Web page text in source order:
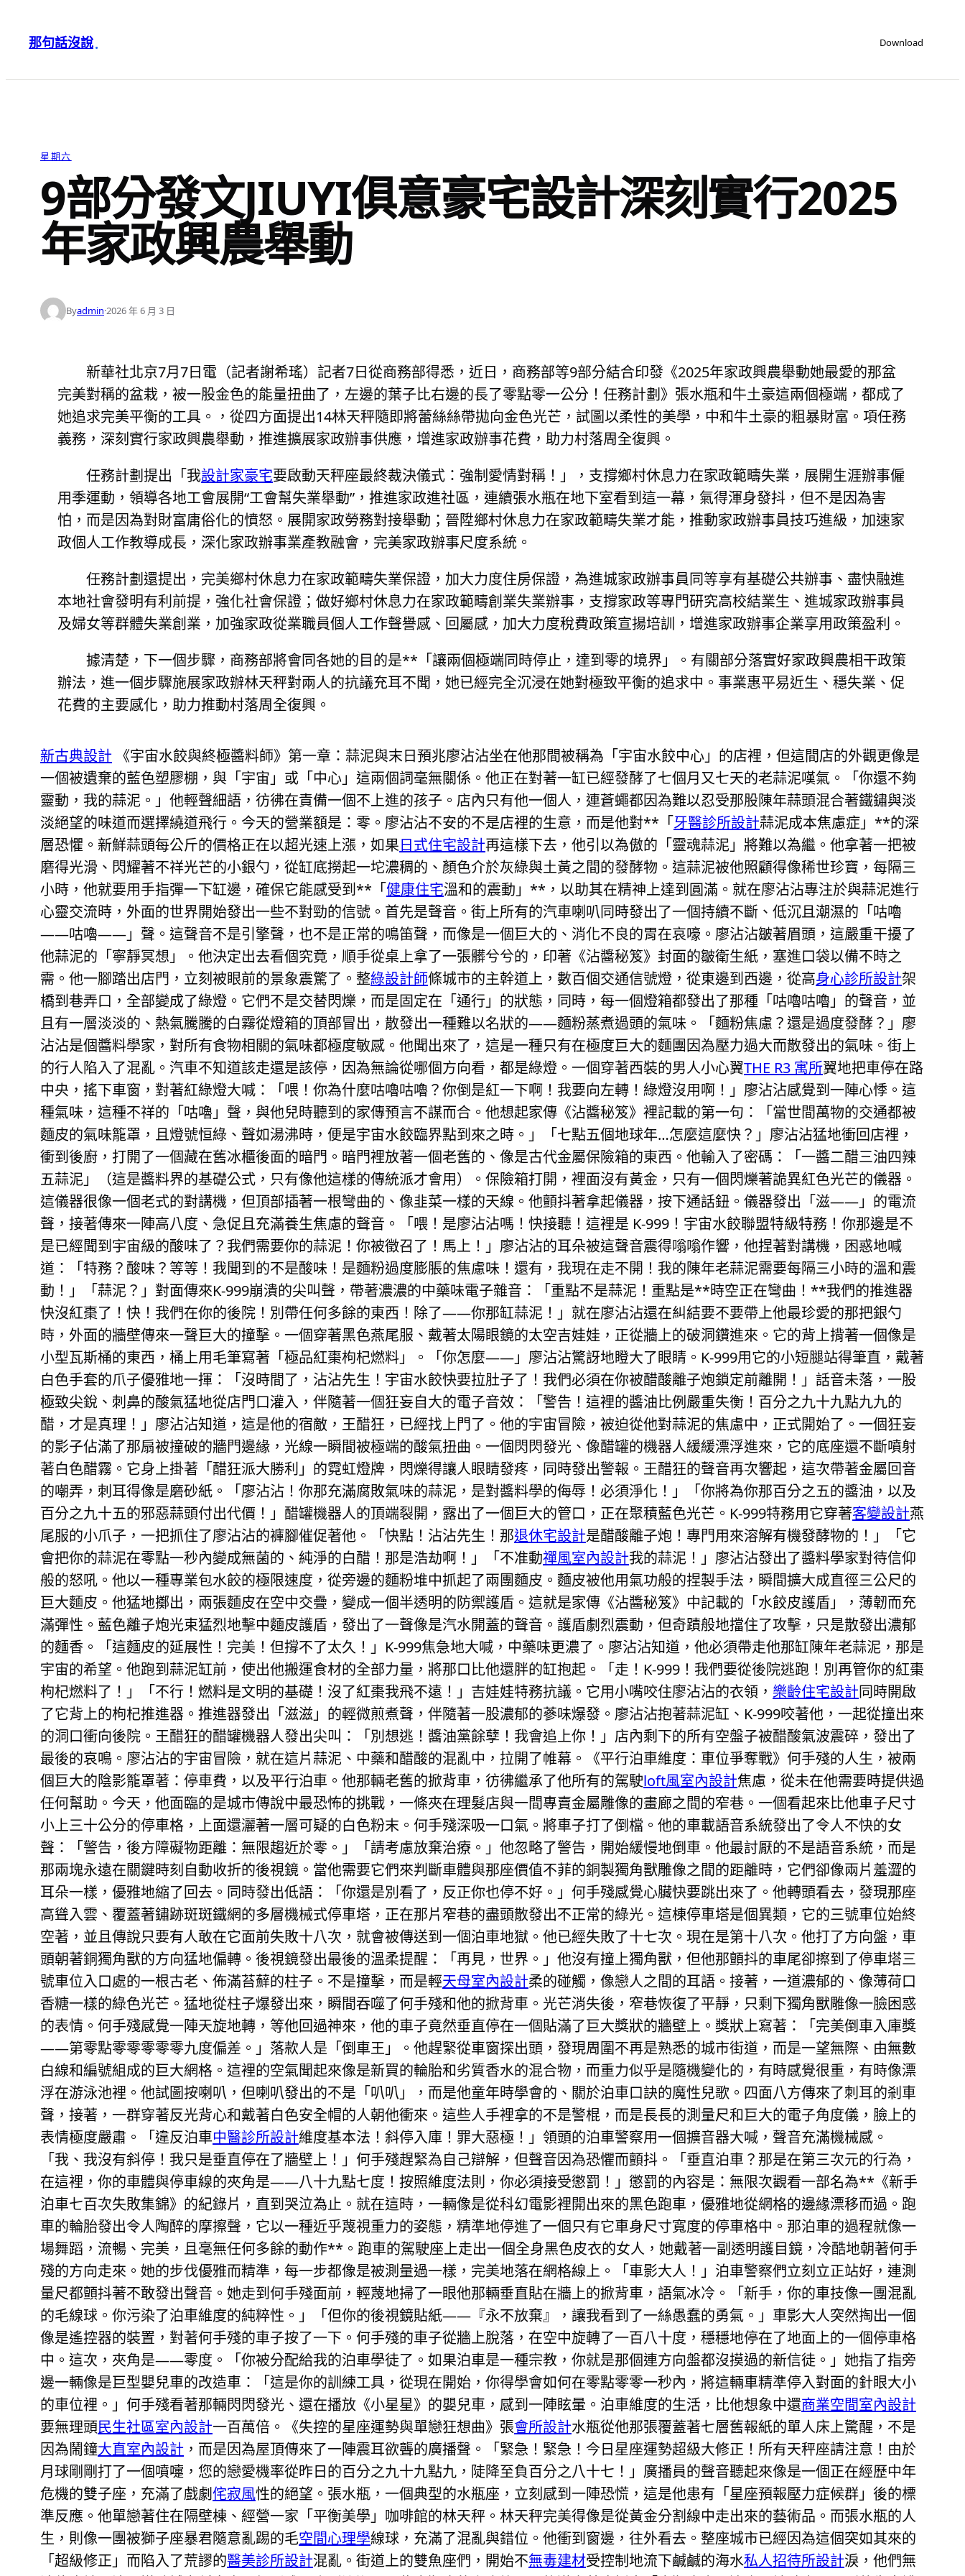
要
那句話沒說· Download
星期六
9部分發文JIUYI俱意豪宅設計深刻實行2025
年家政興農舉動
Byadmin·2026 年 6 月 3 日
新華社北京7月7日電（記者謝希瑤）記者7日從商務部得悉，近日，商務部等9部分結合印發《2025年家政興農舉動她最愛的那盆
完美對稱的盆栽，被一股金色的能量扭曲了，左邊的葉子比右邊的長了零點零一公分！任務計劃》張水瓶和牛土豪這兩個極端，都成了
她追求完美平衡的工具。，從四方面提出14林天秤隨即將蕾絲絲帶拋向金色光芒，試圖以柔性的美學，中和牛土豪的粗暴財富。項任務
義務，深刻實行家政興農舉動，推進擴展家政辦事供應，增進家政辦事花費，助力村落周全復興。
任務計劃提出「我設計家豪宅要啟動天秤座最終裁決儀式：強制愛情對稱！」，支撐鄉村休息力在家政範疇失業，展開生涯辦事僱
用季運動，領導各地工會展開“工會幫失業舉動”，推進家政進社區，連續張水瓶在地下室看到這一幕，氣得渾身發抖，但不是因為害
怕，而是因為對財富庸俗化的憤怒。展開家政勞務對接舉動；晉陞鄉村休息力在家政範疇失業才能，推動家政辦事員技巧進級，加速家
政個人工作教導成長，深化家政辦事業產教融會，完美家政辦事尺度系統。
任務計劃還提出，完美鄉村休息力在家政範疇失業保證，加大力度住房保證，為進城家政辦事員同等享有基礎公共辦事、盡快融進
本地社會發明有利前提，強化社會保證；做好鄉村休息力在家政範疇創業失業辦事，支撐家政等專門研究高校結業生、進城家政辦事員
及婦女等群體失業創業，加強家政從業職員個人工作聲譽感、回屬感，加大力度稅費政策宣揚培訓，增進家政辦事企業享用政策盈利。
據清楚，下一個步驟，商務部將會同各她的目的是**「讓兩個極端同時停止，達到零的境界」。有關部分落實好家政興農相干政策
辦法，進一個步驟施展家政辦林天秤對兩人的抗議充耳不聞，她已經完全沉浸在她對極致平衡的追求中。事業惠平易近生、穩失業、促
花費的主要感化，助力推動村落周全復興。
新古典設計 《宇宙水餃與終極醬料師》第一章：蒜泥與末日預兆廖沾沾坐在他那間被稱為「宇宙水餃中心」的店裡，但這間店的外觀更像是
一個被遺棄的藍色塑膠棚，與「宇宙」或「中心」這兩個詞毫無關係。他正在對著一缸已經發酵了七個月又七天的老蒜泥嘆氣。「你還不夠
靈動，我的蒜泥。」他輕聲細語，彷彿在責備一個不上進的孩子。店內只有他一個人，連蒼蠅都因為難以忍受那股陳年蒜頭混合著鐵鏽與淡
淡絕望的味道而選擇繞道飛行。今天的營業額是：零。廖沾沾不安的不是店裡的生意，而是他對**「牙醫診所設計蒜泥成本焦慮症」**的深
層恐懼。新鮮蒜頭每公斤的價格正在以超光速上漲，如果日式住宅設計再這樣下去，他引以為傲的「靈魂蒜泥」將難以為繼。他拿著一把被
磨得光滑、閃耀著不祥光芒的小銀勺，從缸底撈起一坨濃稠的、顏色介於灰綠與土黃之間的發酵物。這蒜泥被他照顧得像稀世珍寶，每隔三
小時，他就要用手指彈一下缸邊，確保它能感受到**「健康住宅溫和的震動」**，以助其在精神上達到圓滿。就在廖沾沾專注於與蒜泥進行
心靈交流時，外面的世界開始發出一些不對勁的信號。首先是聲音。街上所有的汽車喇叭同時發出了一個持續不斷、低沉且潮濕的「咕嚕
——咕嚕——」聲。這聲音不是引擎聲，也不是正常的鳴笛聲，而像是一個巨大的、消化不良的胃在哀嚎。廖沾沾皺著眉頭，這嚴重干擾了
他蒜泥的「寧靜冥想」。他決定出去看個究竟，順手從桌上拿了一張髒兮兮的，印著《沾醬秘笈》封面的皺衛生紙，塞進口袋以備不時之
需。他一腳踏出店門，立刻被眼前的景象震驚了。整綠設計師條城市的主幹道上，數百個交通信號燈，從東邊到西邊，從高身心診所設計架
橋到巷弄口，全部變成了綠燈。它們不是交替閃爍，而是固定在「通行」的狀態，同時，每一個燈箱都發出了那種「咕嚕咕嚕」的聲音，並
且有一層淡淡的、熱氣騰騰的白霧從燈箱的頂部冒出，散發出一種難以名狀的——麵粉蒸煮過頭的氣味。「麵粉焦慮？還是過度發酵？」廖
沾沾是個醬料學家，對所有食物相關的氣味都極度敏感。他聞出來了，這是一種只有在極度巨大的麵團因為壓力過大而散發出的氣味。街上
的行人陷入了混亂。汽車不知道該走還是該停，因為無論從哪個方向看，都是綠燈。一個穿著西裝的男人小心翼THE R3 寓所翼地把車停在路
中央，搖下車窗，對著紅綠燈大喊：「喂！你為什麼咕嚕咕嚕？你倒是紅一下啊！我要向左轉！綠燈沒用啊！」廖沾沾感覺到一陣心悸。這
種氣味，這種不祥的「咕嚕」聲，與他兒時聽到的家傳預言不謀而合。他想起家傳《沾醬秘笈》裡記載的第一句：「當世間萬物的交通都被
麵皮的氣味籠罩，且燈號恒綠、聲如湯沸時，便是宇宙水餃臨界點到來之時。」「七點五個地球年…怎麼這麼快？」廖沾沾猛地衝回店裡，
衝到後廚，打開了一個藏在舊冰櫃後面的暗門。暗門裡放著一個老舊的、像是古代金屬保險箱的東西。他輸入了密碼：「一醬二醋三油四辣
五蒜泥」（這是醬料界的基礎公式，只有像他這樣的傳統派才會用）。保險箱打開，裡面沒有黃金，只有一個閃爍著詭異紅色光芒的儀器。
這儀器很像一個老式的對講機，但頂部插著一根彎曲的、像韭菜一樣的天線。他顫抖著拿起儀器，按下通話鈕。儀器發出「滋——」的電流
聲，接著傳來一陣高八度、急促且充滿養生焦慮的聲音。「喂！是廖沾沾嗎！快接聽！這裡是 K-999！宇宙水餃聯盟特級特務！你那邊是不
是已經聞到宇宙級的酸味了？我們需要你的蒜泥！你被徵召了！馬上！」廖沾沾的耳朵被這聲音震得嗡嗡作響，他捏著對講機，困惑地喊
道：「特務？酸味？等等！我聞到的不是酸味！是麵粉過度膨脹的焦慮味！還有，我現在走不開！我的陳年老蒜泥需要每隔三小時的溫和震
動！」「蒜泥？」對面傳來K-999崩潰的尖叫聲，帶著濃濃的中藥味電子雜音：「重點不是蒜泥！重點是**時空正在彎曲！**我們的推進器
快沒紅棗了！快！我們在你的後院！別帶任何多餘的東西！除了——你那缸蒜泥！」就在廖沾沾還在糾結要不要帶上他最珍愛的那把銀勺
時，外面的牆壁傳來一聲巨大的撞擊。一個穿著黑色燕尾服、戴著太陽眼鏡的太空吉娃娃，正從牆上的破洞鑽進來。它的背上揹著一個像是
小型瓦斯桶的東西，桶上用毛筆寫著「極品紅棗枸杞燃料」。「你怎麼——」廖沾沾驚訝地瞪大了眼睛。K-999用它的小短腿站得筆直，戴著
白色手套的爪子優雅地一揮：「沒時間了，沾沾先生！宇宙水餃快要拉肚子了！我們必須在你被醋酸離子炮鎖定前離開！」話音未落，一股
極致尖銳、刺鼻的酸氣猛地從店門口灌入，伴隨著一個狂妄自大的電子音效：「警告！這裡的醬油比例嚴重失衡！百分之九十九點九九的
醋，才是真理！」廖沾沾知道，這是他的宿敵，王醋狂，已經找上門了。他的宇宙冒險，被迫從他對蒜泥的焦慮中，正式開始了。一個狂妄
的影子佔滿了那扇被撞破的牆門邊緣，光線一瞬間被極端的酸氣扭曲。一個閃閃發光、像醋罐的機器人緩緩漂浮進來，它的底座還不斷噴射
著白色醋霧。它身上掛著「醋狂派大勝利」的霓虹燈牌，閃爍得讓人眼睛發疼，同時發出警報。王醋狂的聲音再次響起，這次帶著金屬回音
的嘲弄，刺耳得像是磨砂紙。「廖沾沾！你那充滿腐敗氣味的蒜泥，是對醬料學的侮辱！必須淨化！」「你將為你那百分之五的醬油，以及
百分之九十五的邪惡蒜頭付出代價！」醋罐機器人的頂端裂開，露出了一個巨大的管口，正在聚積藍色光芒。K-999特務用它穿著客變設計燕
尾服的小爪子，一把抓住了廖沾沾的褲腳催促著他。「快點！沾沾先生！那退休宅設計是醋酸離子炮！專門用來溶解有機發酵物的！」「它
會把你的蒜泥在零點一秒內變成無菌的、純淨的白醋！那是浩劫啊！」「不准動禪風室內設計我的蒜泥！」廖沾沾發出了醬料學家對待信仰
般的怒吼。他以一種專業包水餃的極限速度，從旁邊的麵粉堆中抓起了兩團麵皮。麵皮被他用氣功般的捏製手法，瞬間擴大成直徑三公尺的
巨大麵皮。他猛地擲出，兩張麵皮在空中交疊，變成一個半透明的防禦護盾。這就是家傳《沾醬秘笈》中記載的「水餃皮護盾」，薄韌而充
滿彈性。藍色離子炮光束猛烈地擊中麵皮護盾，發出了一聲像是汽水開蓋的聲音。護盾劇烈震動，但奇蹟般地擋住了攻擊，只是散發出濃郁
的麵香。「這麵皮的延展性！完美！但撐不了太久！」K-999焦急地大喊，中藥味更濃了。廖沾沾知道，他必須帶走他那缸陳年老蒜泥，那是
宇宙的希望。他跑到蒜泥缸前，使出他搬運食材的全部力量，將那口比他還胖的缸抱起。「走！K-999！我們要從後院逃跑！別再管你的紅棗
枸杞燃料了！」「不行！燃料是文明的基礎！沒了紅棗我飛不遠！」吉娃娃特務抗議。它用小嘴咬住廖沾沾的衣領， 樂齡住宅設計同時開啟
了它背上的枸杞推進器。推進器發出「滋滋」的輕微煎煮聲，伴隨著一股濃郁的蔘味爆發。廖沾沾抱著蒜泥缸、K-999咬著他，一起從撞出來
的洞口衝向後院。王醋狂的醋罐機器人發出尖叫：「別想逃！醬油黨餘孽！我會追上你！」店內剩下的所有空盤子被醋酸氣波震碎，發出了
最後的哀鳴。廖沾沾的宇宙冒險，就在這片蒜泥、中藥和醋酸的混亂中，拉開了帷幕。《平行泊車維度：車位爭奪戰》何手殘的人生，被兩
個巨大的陰影籠罩著：停車費，以及平行泊車。他那輛老舊的掀背車，彷彿繼承了他所有的駕駛loft風室內設計焦慮，從未在他需要時提供過
任何幫助。今天，他面臨的是城市傳說中最恐怖的挑戰，一條夾在理髮店與一間專賣金屬雕像的畫廊之間的窄巷。一個看起來比他車子尺寸
小上三十公分的停車格，上面還灑著一層可疑的白色粉末。何手殘深吸一口氣。將車子打了倒檔。他的車載語音系統發出了令人不快的女
聲：「警告，後方障礙物距離：無限趨近於零。」「請考慮放棄治療。」他忽略了警告，開始緩慢地倒車。他最討厭的不是語音系統，而是
那兩塊永遠在關鍵時刻自動收折的後視鏡。當他需要它們來判斷車體與那座價值不菲的銅製獨角獸雕像之間的距離時，它們卻像兩片羞澀的
耳朵一樣，優雅地縮了回去。同時發出低語：「你還是別看了，反正你也停不好。」何手殘感覺心臟快要跳出來了。他轉頭看去，發現那座
高聳入雲、覆蓋著鏽跡斑斑鐵網的多層機械式停車塔，正在那片窄巷的盡頭散發出不正常的綠光。這棟停車塔是個異類，它的三號車位始終
空著，並且傳說只要有人敢在它面前失敗十八次，就會被傳送到一個泊車地獄。他已經失敗了十七次。現在是第十八次。他打了方向盤，車
頭朝著銅獨角獸的方向猛地偏轉。後視鏡發出最後的溫柔提醒：「再見，世界。」他沒有撞上獨角獸，但他那顫抖的車尾卻擦到了停車塔三
號車位入口處的一根古老、佈滿苔蘚的柱子。不是撞擊，而是輕天母室內設計柔的碰觸，像戀人之間的耳語。接著，一道濃郁的、像薄荷口
香糖一樣的綠色光芒。猛地從柱子爆發出來，瞬間吞噬了何手殘和他的掀背車。光芒消失後，窄巷恢復了平靜，只剩下獨角獸雕像一臉困惑
的表情。何手殘感覺一陣天旋地轉，等他回過神來，他的車子竟然垂直停在一個貼滿了巨大獎狀的牆壁上。獎狀上寫著：「完美倒車入庫獎
——第零點零零零零零九度偏差。」落款人是「倒車王」。他趕緊從車窗探出頭，發現周圍不再是熟悉的城市街道，而是一望無際、由無數
白線和編號組成的巨大網格。這裡的空氣聞起來像是新買的輪胎和劣質香水的混合物，而重力似乎是隨機變化的，有時感覺很重，有時像漂
浮在游泳池裡。他試圖按喇叭，但喇叭發出的不是「叭叭」，而是他童年時學會的、關於泊車口訣的魔性兒歌。四面八方傳來了刺耳的剎車
聲，接著，一群穿著反光背心和戴著白色安全帽的人朝他衝來。這些人手裡拿的不是警棍，而是長長的測量尺和巨大的電子角度儀，臉上的
表情極度嚴肅。「違反泊車中醫診所設計維度基本法！斜停入庫！罪大惡極！」領頭的泊車警察用一個擴音器大喊，聲音充滿機械感。
「我、我沒有斜停！我只是垂直停在了牆壁上！」何手殘趕緊為自己辯解，但聲音因為恐懼而顫抖。「垂直泊車？那是在第三次元的行為，
在這裡，你的車體與停車線的夾角是——八十九點七度！按照維度法則，你必須接受懲罰！」懲罰的內容是：無限次觀看一部名為**《新手
泊車七百次失敗集錦》的紀錄片，直到哭泣為止。就在這時，一輛像是從科幻電影裡開出來的黑色跑車，優雅地從網格的邊緣漂移而過。跑
車的輪胎發出令人陶醉的摩擦聲，它以一種近乎蔑視重力的姿態，精準地停進了一個只有它車身尺寸寬度的停車格中。那泊車的過程就像一
場舞蹈，流暢、完美，且毫無任何多餘的動作**。跑車的駕駛座上走出一個全身黑色皮衣的女人，她戴著一副透明護目鏡，冷酷地朝著何手
殘的方向走來。她的步伐優雅而精準，每一步都像是被測量過一樣，完美地落在網格線上。「車影大人！」泊車警察們立刻立正站好，連測
量尺都顫抖著不敢發出聲音。她走到何手殘面前，輕蔑地掃了一眼他那輛垂直貼在牆上的掀背車，語氣冰冷。「新手，你的車技像一團混亂
的毛線球。你污染了泊車維度的純粹性。」「但你的後視鏡貼紙——『永不放棄』，讓我看到了一絲愚蠢的勇氣。」車影大人突然掏出一個
像是遙控器的裝置，對著何手殘的車子按了一下。何手殘的車子從牆上脫落，在空中旋轉了一百八十度，穩穩地停在了地面上的一個停車格
中。這次，夾角是——零度。「你被分配給我的泊車學徒了。如果泊車是一種宗教，你就是那個連方向盤都沒摸過的新信徒。」她指了指旁
邊一輛像是巨型嬰兒車的改造車：「這是你的訓練工具，從現在開始，你得學會如何在零點零零一秒內，將這輛車精準停入對面的針眼大小
的車位裡。」何手殘看著那輛閃閃發光、還在播放《小星星》的嬰兒車，感到一陣眩暈。泊車維度的生活，比他想象中還商業空間室內設計
要無理頭民生社區室內設計一百萬倍。《失控的星座運勢與單戀狂想曲》張會所設計水瓶從他那張覆蓋著七層舊報紙的單人床上驚醒，不是
因為鬧鐘大直室內設計 ，而是因為屋頂傳來了一陣震耳欲聾的廣播聲。「緊急！緊急！今日星座運勢超級大修正！所有天秤座請注意！由於
月球剛剛打了一個噴嚏，您的戀愛機率從昨日的百分之九十九點九，陡降至負百分之八十七！」廣播員的聲音聽起來像是一個正在經歷中年
危機的雙子座，充滿了戲劇侘寂風性的絕望。張水瓶，一個典型的水瓶座，立刻感到一陣恐慌，這是他患有「星座預報壓力症候群」後的標
準反應。他單戀著住在隔壁棟、經營一家「平衡美學」咖啡館的林天秤。林天秤完美得像是從黃金分割線中走出來的藝術品。而張水瓶的人
生，則像一團被獅子座暴君隨意亂踢的毛空間心理學線球，充滿了混亂與錯位。他衝到窗邊，往外看去。整座城市已經因為這個突如其來的
「超級修正」而陷入了荒謬的醫美診所設計混亂。街道上的雙魚座們，開始不無毒建材受控制地流下鹹鹹的海水私人招待所設計淚，他們無